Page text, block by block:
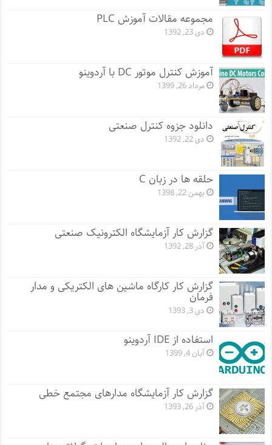
مجموعه مقالات آموزش PLC
دی 23, 1392
آموزش کنترل موتور DC با آردوینو
مرداد 26, 1399
دانلود جزوه کنترل صنعتی
دی 22, 1392
حلقه ها در زبان C
بهمن 22, 1398
گزارش کار آزمایشگاه الکترونیک صنعتی
آذر 28, 1392
گزارش کار کارگاه ماشین های الکتریکی و مدار
فرمان
دی 3, 1393
استفاده از IDE آردوینو
آبان 4, 1399
گزارش کار آزمایشگاه مدارهای مجتمع خطی
آذر 26, 1393